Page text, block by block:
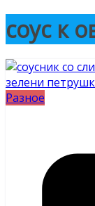
соус к
Разное